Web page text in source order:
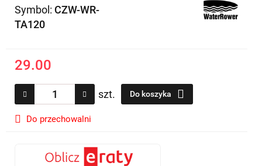
Symbol: CZW-WR-
TA120
29.00
szt. Do koszyka
Do przechowalni